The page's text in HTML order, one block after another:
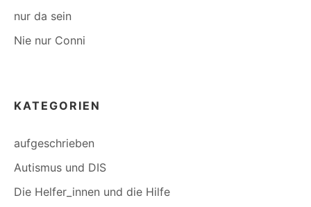
nur da sein
Nie nur Conni
KATEGORIEN
aufgeschrieben
Autismus und DIS
Die Helfer_innen und die Hilfe